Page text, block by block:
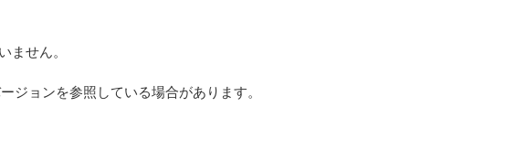
ません。
ジョンを参照している場合があります。